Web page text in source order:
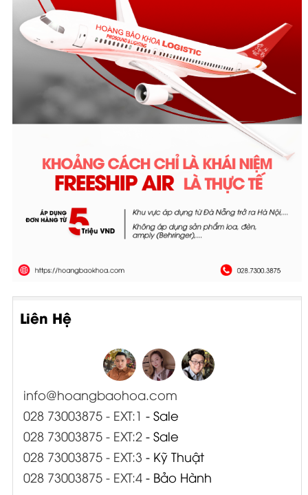
Liên Hệ
info@hoangbaohoa.com
028 73003875 - EXT:1 - Sale
028 73003875 - EXT:2- Sale
028 73003875 - EXT:3 - Kỹ Thuật
028 73003875 - EXT:4- Bảo Hành